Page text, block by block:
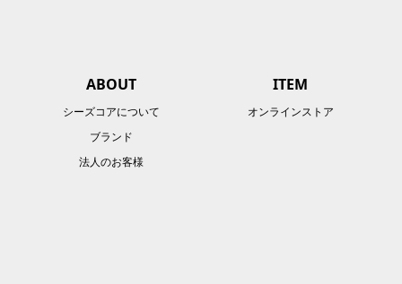
ABOUT
シーズコアについて
ブランド
法人のお客様
ITEM
オンラインストア